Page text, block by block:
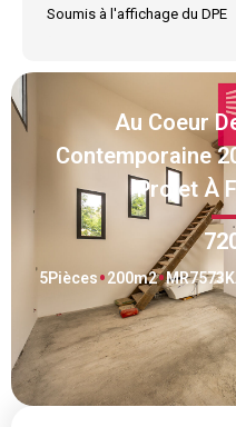
Soumis à l'affichage du DPE
Au Coeur
Contemporaine
Projet À
Pièces
5 m2
200